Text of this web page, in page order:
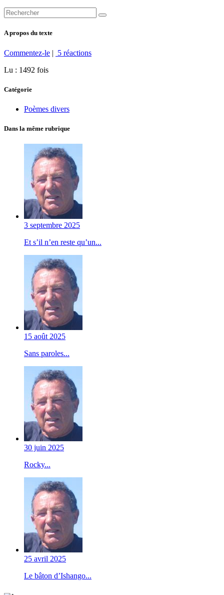
A propos du texte
Commentez-le | 5 réactions
Lu : 1492 fois
Catégorie
Poèmes divers
Dans la même rubrique
3 septembre 2025
Et s’il n’en reste qu’un...
15 août 2025
Sans paroles...
30 juin 2025
Rocky...
25 avril 2025
Le bâton d’Ishango...